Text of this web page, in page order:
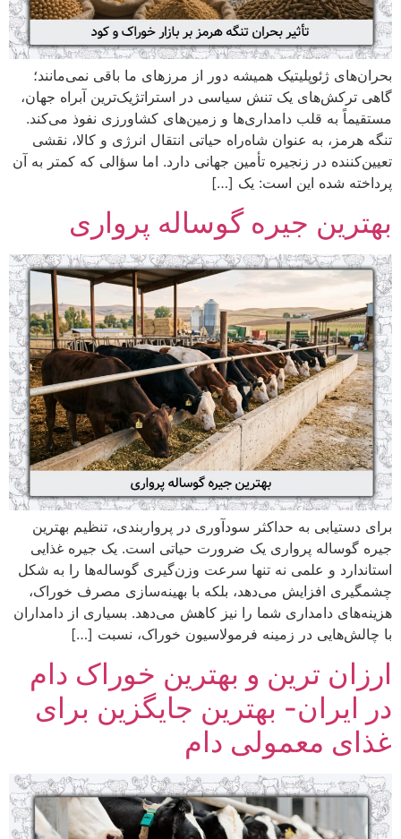
بحران‌های ژئوپلیتیک همیشه دور از مرزهای ما باقی نمی‌مانند؛
گاهی ترکش‌های یک تنش سیاسی در استراتژیک‌ترین آبراه جهان،
مستقیماً به قلب دامداری‌ها و زمین‌های کشاورزی نفوذ می‌کند.
تنگه هرمز، به عنوان شاه‌راه حیاتی انتقال انرژی و کالا، نقشی
تعیین‌کننده در زنجیره تأمین جهانی دارد. اما سؤالی که کمتر به آن
پرداخته شده این است: یک […]
بهترین جیره گوساله پرواری
برای دستیابی به حداکثر سودآوری در پرواربندی، تنظیم بهترین
جیره گوساله پرواری یک ضرورت حیاتی است. یک جیره غذایی
استاندارد و علمی نه تنها سرعت وزن‌گیری گوساله‌ها را به شکل
چشمگیری افزایش می‌دهد، بلکه با بهینه‌سازی مصرف خوراک،
هزینه‌های دامداری شما را نیز کاهش می‌دهد. بسیاری از دامداران
با چالش‌هایی در زمینه فرمولاسیون خوراک، نسبت […]
ارزان ترین و بهترین خوراک دام
در ایران- بهترین جایگزین برای
غذای معمولی دام